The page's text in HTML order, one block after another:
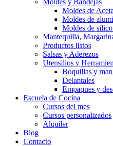
Moldes y Bandejas
Moldes de
Moldes de
Moldes de
Mantequilla,
Productos listos
Salsas y Aderezos
Utensilios y
Boquillas y
Delantales
Empaques y
Escuela de Cocina
Cursos del mes
Cursos personalizados
Alquiler
Blog
Contacto